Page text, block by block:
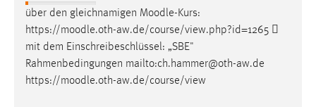
über den gleichnamigen Moodle-Kurs:
https://moodle.oth-aw.de/course/view.php?id=1265 
mit dem Einschreibeschlüssel: „SBE"
Rahmenbedingungen mailto:ch.hammer@oth-aw.de
https://moodle.oth-aw.de/course/view